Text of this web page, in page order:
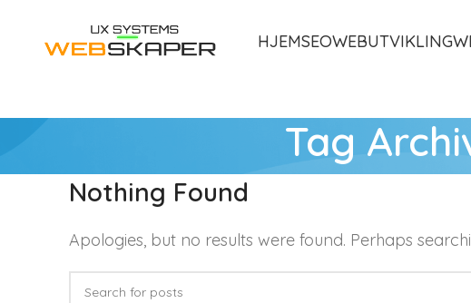
HJEMSEOWEBUTVIKLING
Tag
Nothing Found
Apologies, but no results were found. Perhaps